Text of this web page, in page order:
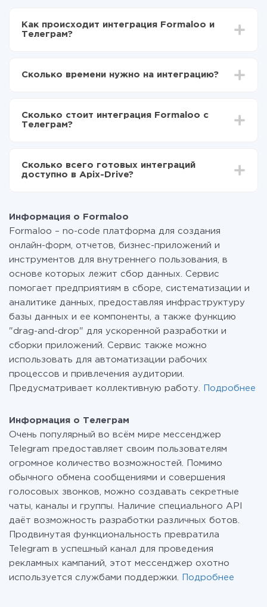
Как происходит интеграция Formaloo и
Телеграм?
Выбираете какие данные передавать из Formaloo
Теперь данные будут автоматически
передаваться из Formaloo в Телеграм
Сколько времени нужно на интеграцию?
отличаться и составлять от 5-ти до 30-минут. В
среднем настройка занимает 10-15 минут.
Сколько стоит интеграция Formaloo с
Телеграм?
функционал. Вы оплачиваете только количество
данных, которые по факту передаются из одной
перейти на платный, при необходимости. Подробнее
отарифах.
Сколько всего готовых интеграций
доступно в Apix-Drive?
Информация о Formaloo
Formaloo – no-code платформа для создания
онлайн-форм, отчетов, бизнес-приложений и
инструментов для внутреннего пользования, в
основе которых лежит сбор данных. Сервис
помогает предприятиям в сборе, систематизации и
аналитике данных, предоставляя инфраструктуру
базы данных и ее компоненты, а также функцию
"drag-and-drop" для ускоренной разработки и
сборки приложений. Сервис также можно
использовать для автоматизации рабочих
процессов и привлечения аудитории.
Предусматривает коллективную работу.
Подробнее
Информация о Телеграм
Очень популярный во всём мире мессенджер
Telegram предоставляет своим пользователям
огромное количество возможностей. Помимо
обычного обмена сообщениями и совершения
голосовых звонков, можно создавать секретные
чаты, каналы и группы. Наличие специального API
даёт возможность разработки различных ботов.
Продвинутая функциональность превратила
Telegram в успешный канал для проведения
рекламных кампаний, этот мессенджер охотно
используется службами поддержки.
Подробнее